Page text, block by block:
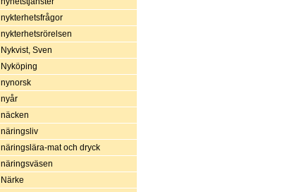
nykterhetsfrågor
nykterhetsrörelsen
Nykvist, Sven
Nyköping
nynorsk
nyår
näcken
näringsliv
näringslära-mat och dryck
näringsväsen
Närke